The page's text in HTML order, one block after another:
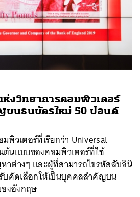
งวิทยาการคอมพิวเตอร์
บนธนบัตรใหม่ 50 ปอนด์
วเตอร์ที่เรียกว่า Universal
ต้นแบบของคอมพิวเตอร์ที่ใช้
ต่างๆ และผู้ที่สามารถไขรหัสลับอินิ
บคัดเลือกให้เป็นบุคคลสำคัญบน
งอังกฤษ